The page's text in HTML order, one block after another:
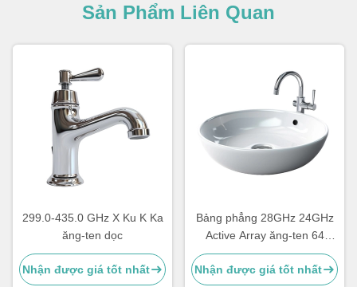
Sản Phẩm Liên Quan
299.0-435.0 GHz X Ku K Ka
ăng-ten dọc
Nhận được giá tốt nhất
Bảng phẳng 28GHz 24GHz
Active Array ăng-ten 64
phần tử đa chùm phủ đất
Beamformer Trạm mặt đất
Nhận được giá tốt nhất